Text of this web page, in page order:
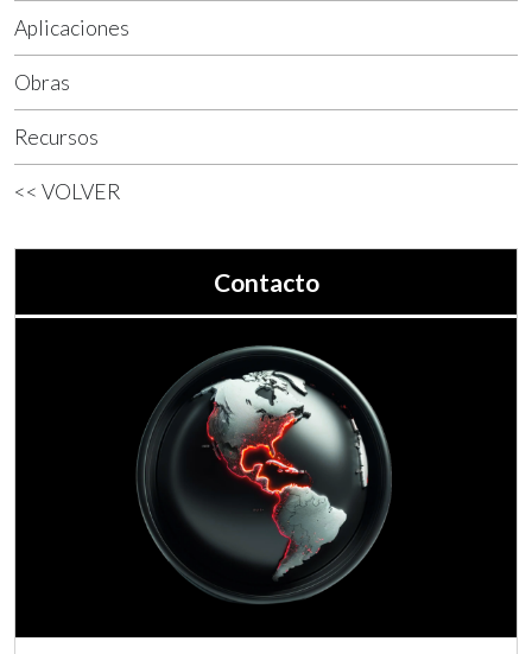
Aplicaciones
Obras
Recursos
<< VOLVER
Contacto